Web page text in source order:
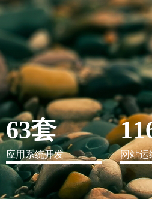
决方案
否做到更新、更全、更
63套
应用系统开发 网站运